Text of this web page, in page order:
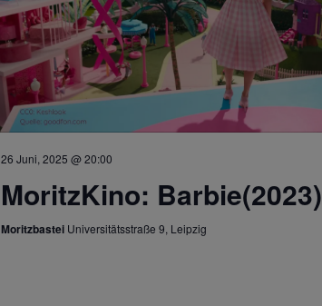
26 Juni, 2025 @ 20:00
MoritzKino: Barbie(2023)
Moritzbastei Universitätsstraße 9, Leipzig